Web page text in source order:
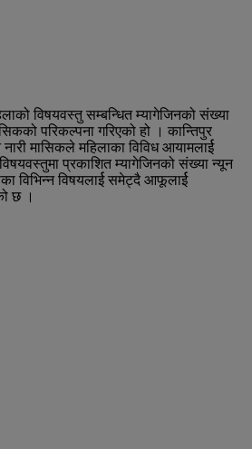
विषयवस्तु सम्बन्धित म्यागेजिनको संख्या
परिकल्पना गरिएको हो । कान्तिपुर
मासिकले महिलाका विविध आयामलार्ई
प्रकाशित म्यागेजिनको संख्या न्यून
विभिन्न विषयलार्ई समेट्दै आफूलार्ई
छ ।